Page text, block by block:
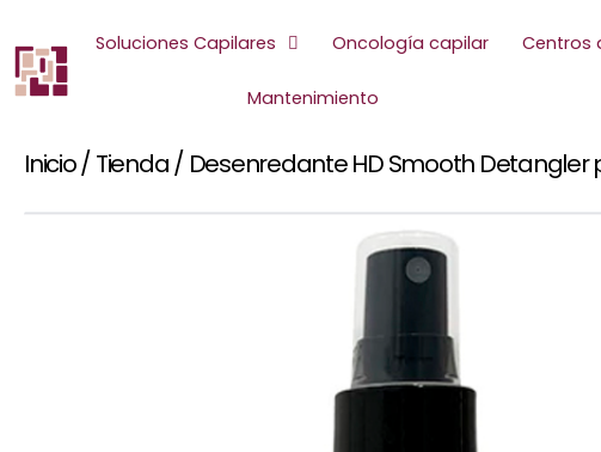
al
contenido
Soluciones Capilares Oncología capilar Centros
Mantenimiento
Inicio/ Tienda/ Desenredante HD Smooth